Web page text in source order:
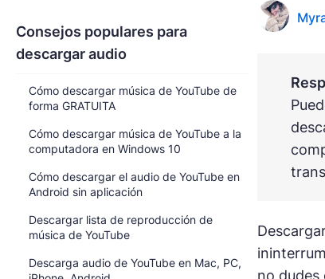
Consejos populares para
descargar audio
Cómo descargar música de YouTube de
forma GRATUITA
Cómo descargar música de YouTube a la
computadora en Windows 10
Cómo descargar el audio de YouTube en
Android sin aplicación
Descargar lista de reproducción de
música de YouTube
Descarga audio de YouTube en Mac, PC,
no dudes